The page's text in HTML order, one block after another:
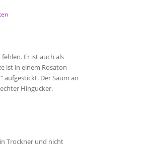
Er ist auch als
ist in einem Rosaton
aufgestickt. Der Saum an
Hingucker.
Trockner und nicht